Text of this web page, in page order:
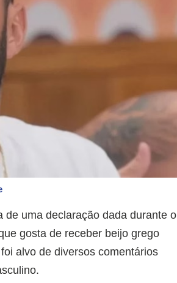
de uma declaração dada durante o
gosta de receber beijo grego
alvo de diversos comentários